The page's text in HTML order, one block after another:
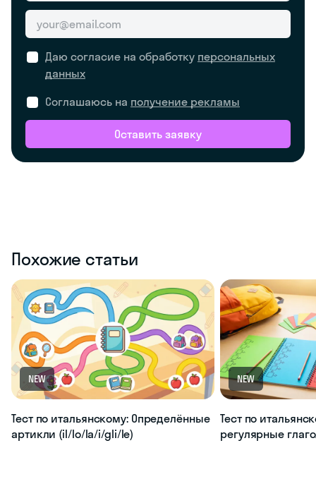
Даю согласие на обработку персональных
данных
Соглашаюсь на получение рекламы
Оставить заявку
Похожие статьи
NEW
Тест по итальянскому: Определённые
артикли (il/lo/la/i/gli/le)
NEW
Тест по
регулярные